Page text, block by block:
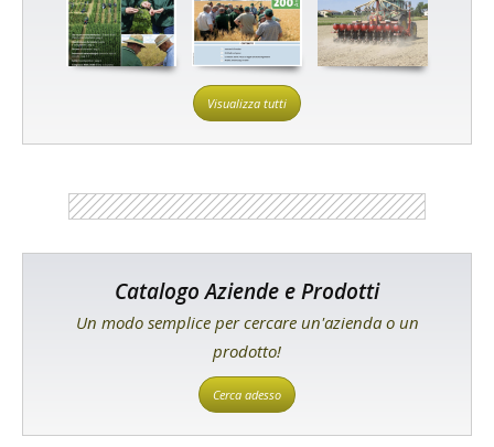
Visualizza tutti
Catalogo Aziende e Prodotti
Un modo semplice per cercare un'azienda o un
prodotto!
Cerca adesso